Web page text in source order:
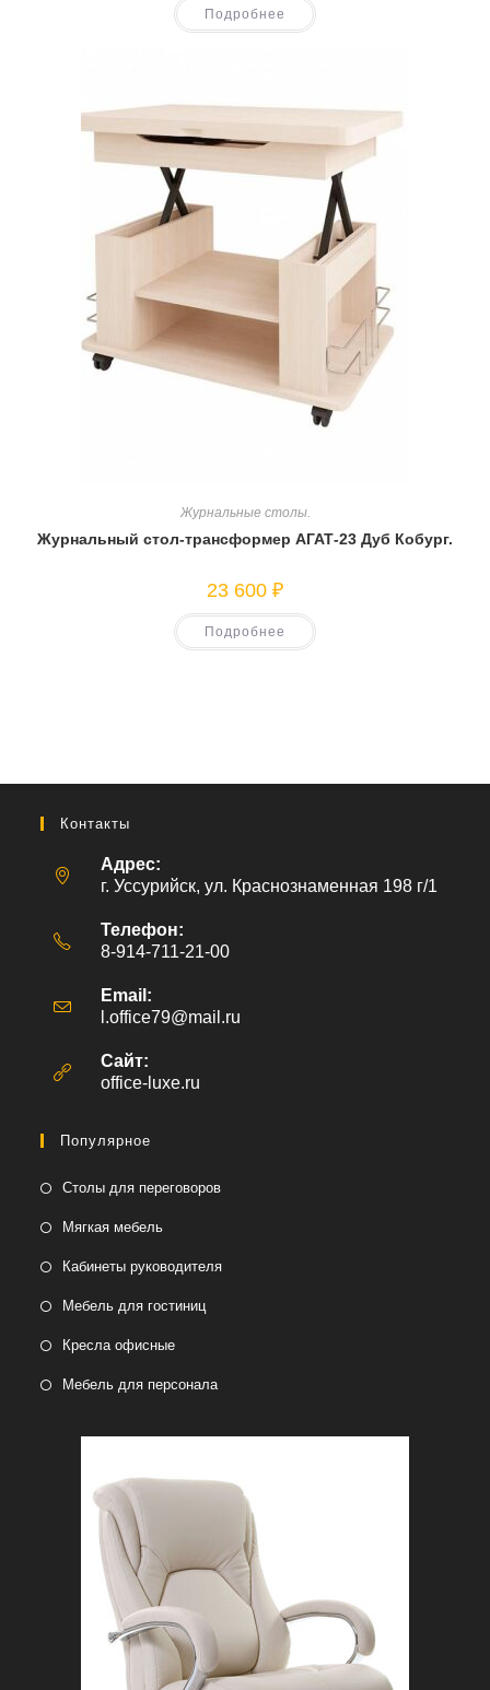
Подробнее
Журнальные столы.
Журнальный стол-трансформер АГАТ-23 Дуб Кобург.
23 600 ₽
Подробнее
Контакты
Адрес:
г. Уссурийск, ул. Краснознаменная 198 г/1
Телефон:
8-914-711-21-00
Email:
l.office79@mail.ru
Сайт:
office-luxe.ru
Популярное
Столы для переговоров
Мягкая мебель
Кабинеты руководителя
Мебель для гостиниц
Кресла офисные
Мебель для персонала